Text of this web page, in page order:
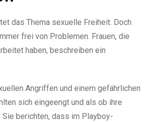
das Thema sexuelle Freiheit. Doch
frei von Problemen. Frauen, die
haben, beschreiben ein
Angriffen und einem gefährlichen
sich eingeengt und als ob ihre
Sie berichten, dass im Playboy-